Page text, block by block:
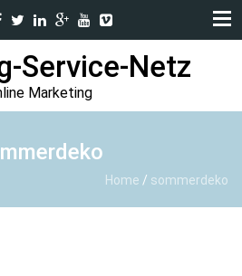
Service-Netz
Marketing
Home / sommerdeko